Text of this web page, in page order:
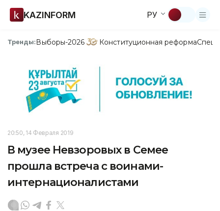
KAZINFORM РУ
Тренды:Выборы-2026 Конституционная реформа
20:50, 14 Февраля 2019
В музее Невзоровых в Семее
прошла встреча с воинами-
интернационалистами